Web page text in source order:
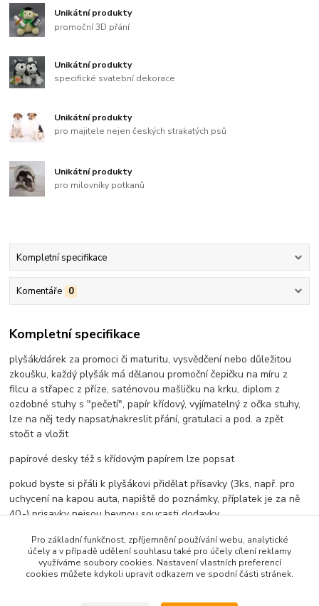
Unikátní produkty
promoční 3D přání
Unikátní produkty
specifické svatební dekorace
Unikátní produkty
pro majitele nejen českých strakatých psů
Unikátní produkty
pro milovníky potkanů
Kompletní specifikace
Komentáře 0
Kompletní specifikace
plyšák/dárek za promoci či maturitu, vysvědčení nebo důležitou
zkoušku, každý plyšák má dělanou promoční čepičku na míru z
filcu a střapec z příze, saténovou mašličku na krku, diplom z
ozdobné stuhy s "pečetí", papír křídový, vyjímatelný z očka stuhy,
lze na něj tedy napsat/nakreslit přání, gratulaci a pod. a zpět
stočit a vložit
papírové desky též s křídovým papírem lze popsat
pokud byste si přáli k plyšákovi přidělat přísavky (3ks, např. pro
uchycení na kapou auta, napiště do poznámky, příplatek je za ně
40,-) prisavky nejsou beynou soucasti dodavky
celk. výška plyšáka 25cm
Zboží zařazeno v kategoriích
Pro základní funkčnost, zpříjemnění používání webu, analytické
účely a v případě udělení souhlasu také pro účely cílení reklamy
využíváme soubory cookies. Nastavení vlastních preferencí
cookies můžete kdykoli upravit odkazem ve spodní části stránek.